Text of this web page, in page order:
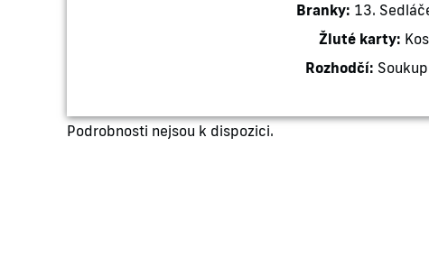
Branky: 13.
Žluté karty:
Rozhodčí:
Podrobnosti nejsou k dispozici.